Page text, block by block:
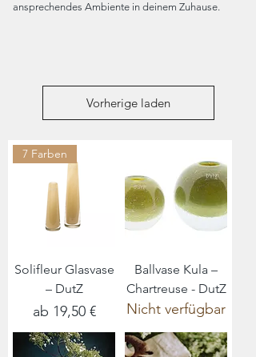
ansprechendes Ambiente in deinem Zuhause.
Vorherige laden
7 Farben
Solifleur Glasvase
– DutZ
ab 19,50 €
Sale-Preis
Ballvase Kula –
Chartreuse - DutZ
Nicht verfügbar